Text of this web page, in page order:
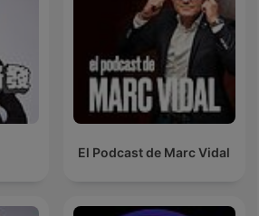
El Podcast de Marc Vidal